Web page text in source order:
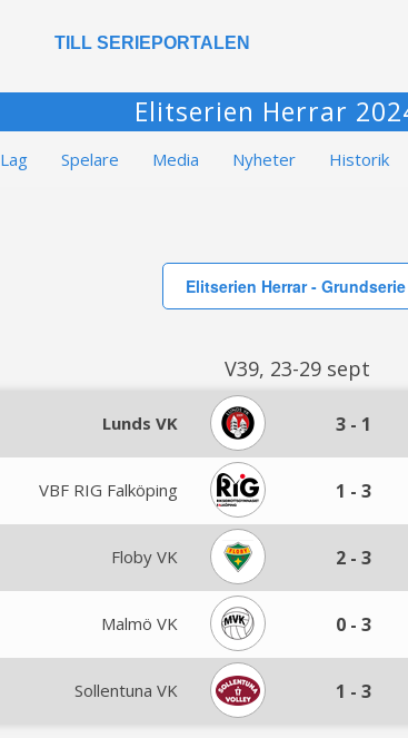
TILL SERIEPORTALEN
Elitserien Herrar
Lag Spelare Media Nyheter Historik
Elitserien Herrar - Grundserie
V39, 23-29 sept
Lunds VK 3 - 1
VBF RIG Falköping 1 - 3
Floby VK 2 - 3
Malmö VK 0 - 3
Sollentuna VK 1 - 3